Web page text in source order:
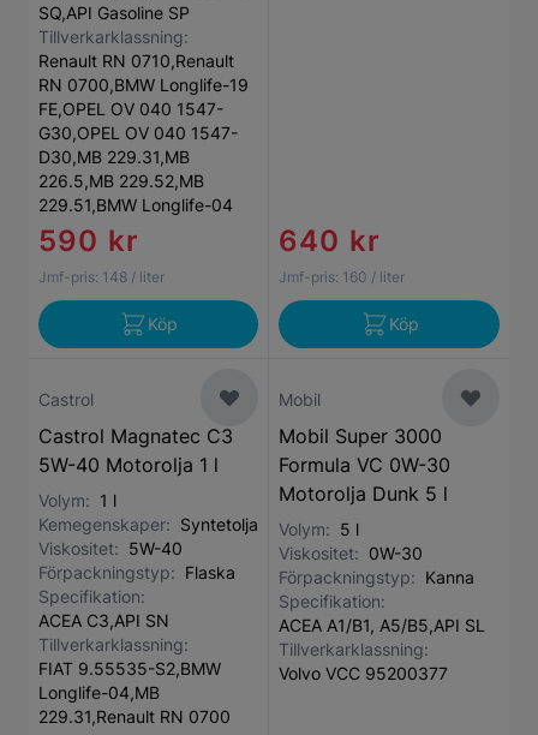
SQ,API Gasoline SP
Tillverkarklassning:
Renault RN 0710,Renault
RN 0700,BMW Longlife-19
FE,OPEL OV 040 1547-
G30,OPEL OV 040 1547-
D30,MB 229.31,MB
226.5,MB 229.52,MB
229.51,BMW Longlife-04
590 kr
Jmf-pris: 148 / liter
Köp
640 kr
Jmf-pris: 160 / liter
Köp
Castrol
Castrol Magnatec C3
5W-40 Motorolja 1 l
Volym: 1 l
Kemegenskaper: Syntetolja
Viskositet: 5W-40
Förpackningstyp: Flaska
Specifikation:
ACEA C3,API SN
Tillverkarklassning:
FIAT 9.55535-S2,BMW
Longlife-04,MB
229.31,Renault RN 0700
Mobil
Mobil Super 3000
Formula VC 0W-30
Motorolja Dunk 5 l
Volym: 5 l
Viskositet: 0W-30
Förpackningstyp: Kanna
Specifikation:
ACEA A1/B1, A5/B5,API SL
Tillverkarklassning:
Volvo VCC 95200377